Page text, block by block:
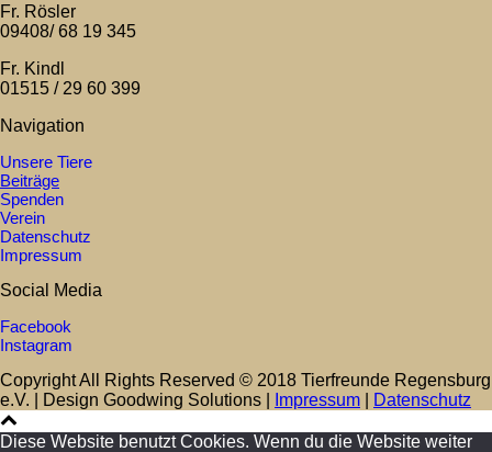
Fr. Rösler
09408/ 68 19 345
Fr. Kindl
01515 / 29 60 399
Navigation
Unsere Tiere
Beiträge
Spenden
Verein
Datenschutz
Impressum
Social Media
Facebook
Instagram
Copyright All Rights Reserved © 2018 Tierfreunde Regensburg
e.V. | Design Goodwing Solutions |
Impressum Datenschutz
Diese Website benutzt Cookies. Wenn du die Website weiter